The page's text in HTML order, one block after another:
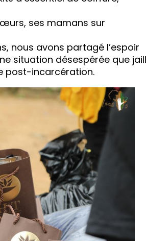
ses mamans sur
nous avons partagé l’espoir
situation désespérée que
post-incarcération.